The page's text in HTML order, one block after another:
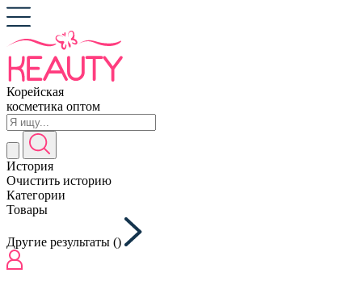
Корейская
косметика оптом
История
Очистить историю
Категории
Товары
Другие результаты ()